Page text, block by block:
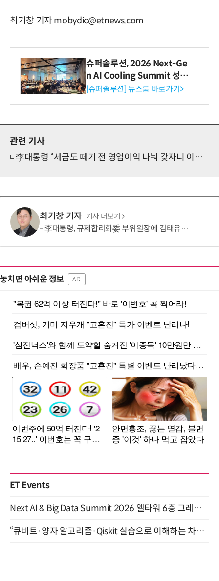
최기창 기자 mobydic@etnews.com
슈퍼솔루션, 2026 Next-Ge
n AI Cooling Summit 성황
리 성료
[슈퍼솔루션] 뉴스룸 바로가기>
관련 기사
李대통령 “세금도 떼기 전 영업이익 나눠 갖자니 이해 안 된다”…회사의 주인은 주주
최기창 기자 기사 더보기
李대통령, 규제합리화委 부위원장에 김태유 서울대 공대 교수 위촉
놓치면 아쉬운 정보 AD
ET Events
Next AI & Big Data Summit 2026 엘타워 6층 그레이스홀 개최 (9/18)
“큐비트·양자 알고리즘·Qiskit 실습으로 이해하는 차세대 컴퓨팅” (8/28)